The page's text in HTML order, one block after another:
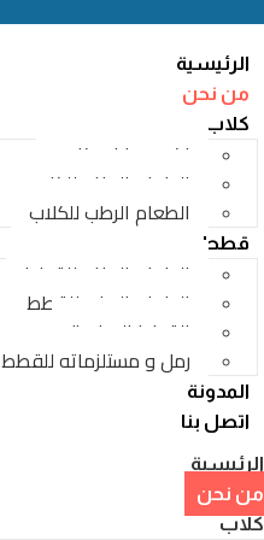
الرئيسية
من نحن
كلاب
اكسسوارات كلاب
الطعام الجاف للكلاب
الطعام الرطب للكلاب
قطط
الطعام الجاف للقطط
الطعام الرطب للقطط
القطط الصغيرة
رمل و مستلزماته للقطط
المدونة
اتصل بنا
الرئيسية
من نحن
كلاب